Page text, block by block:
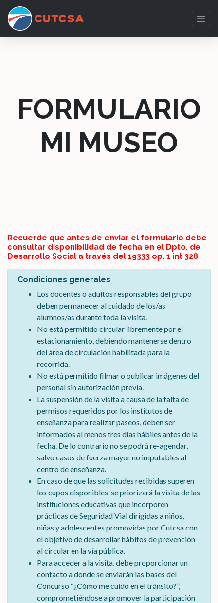
FORMULARIO
MI MUSEO
Recuerde que antes de enviar el formulario debe
consultar disponibilidad de fecha en el Dpto. de
Desarrollo Social a través del 19333 op. 1 int 328
Condiciones generales
Los docentes o adultos responsables del grupo
deben permanecer al cuidado de los/as
alumnos/as durante toda la visita.
No está permitido circular libremente por el
estacionamiento, debiendo mantenerse dentro
del área de circulación habilitada para la
recorrida.
No está permitido filmar o publicar imágenes del
personal sin autorización previa.
La suspensión de la visita a causa de la falta de
permisos requeridos por los institutos de
enseñanza para realizar paseos, deben ser
informados al menos tres días hábiles antes de la
fecha. De lo contrario no se podrá re-agendar,
salvo casos de fuerza mayor no imputables al
centro de enseñanza.
En caso de que las solicitudes recibidas superen
los cupos disponibles, se priorizará la visita de las
instituciones educativas que incorporen
prácticas de Seguridad Vial dirigidas a niños,
niñas y adolescentes promovidas por Cutcsa con
el objetivo de desarrollar hábitos de prevención
al circular en la vía pública.
Para acceder a la visita, debe proporcionar un
contacto a donde se enviarán las bases del
Concurso “¿Cómo me cuido en el tránsito?”,
comprometiéndose a promover la participación